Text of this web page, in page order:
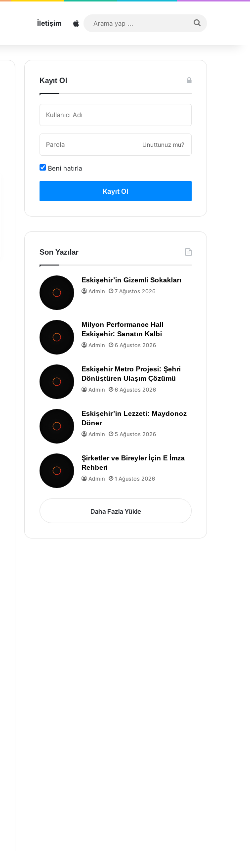
İletişim Sitemap
...
Kayıt Ol
Unuttunuz mu?
Beni hatırla
Kayıt Ol
Son Yazılar
Eskişehir’in Gizemli Sokakları
Admin 7 Ağustos 2026
Milyon Performance Hall
Eskişehir: Sanatın Kalbi
Admin 6 Ağustos 2026
Eskişehir Metro Projesi: Şehri
Dönüştüren Ulaşım Çözümü
Admin 6 Ağustos 2026
Eskişehir’in Lezzeti: Maydonoz
Döner
Admin 5 Ağustos 2026
Şirketler ve Bireyler İçin E İmza
Rehberi
Admin 1 Ağustos 2026
Daha Fazla Yükle